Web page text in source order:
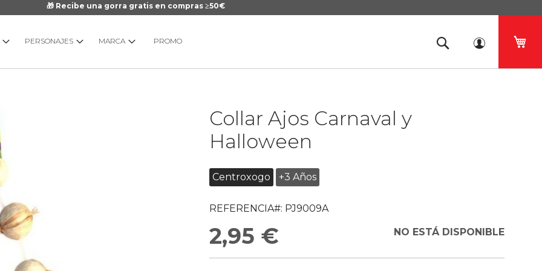
🎁 Recibe una gorra gratis en compras ≥50€
PERSONAJES MARCA PROMO
Collar Ajos Carnaval y
Halloween
Centroxogo +3 Años
REFERENCIA#: PJ9009A
2,95 € NO ESTÁ DISPONIBLE
galería
imágenes